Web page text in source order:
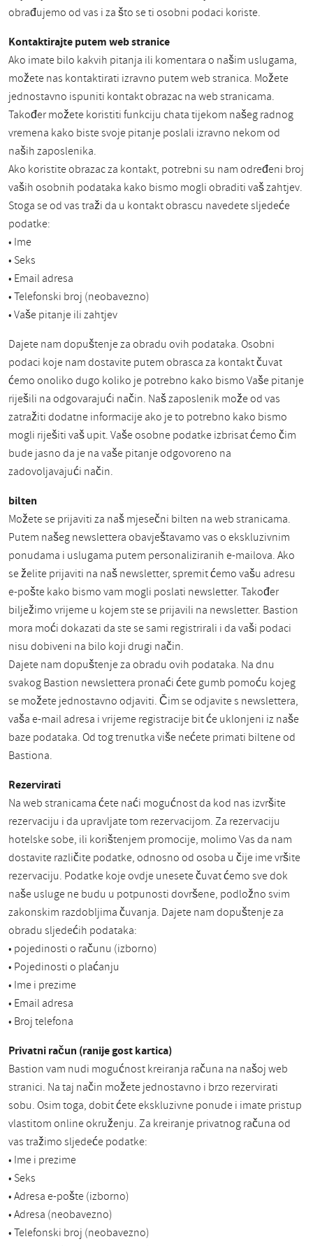
obrađujemo od vas i za što se ti osobni podaci koriste.
Kontaktirajte putem web stranice
Ako imate bilo kakvih pitanja ili komentara o našim uslugama,
možete nas kontaktirati izravno putem web stranica. Možete
jednostavno ispuniti kontakt obrazac na web stranicama.
Također možete koristiti funkciju chata tijekom našeg radnog
vremena kako biste svoje pitanje poslali izravno nekom od
naših zaposlenika.
Ako koristite obrazac za kontakt, potrebni su nam određeni broj
vaših osobnih podataka kako bismo mogli obraditi vaš zahtjev.
Stoga se od vas traži da u kontakt obrascu navedete sljedeće
podatke:
• Ime
• Seks
• Email adresa
• Telefonski broj (neobavezno)
• Vaše pitanje ili zahtjev
Dajete nam dopuštenje za obradu ovih podataka. Osobni
podaci koje nam dostavite putem obrasca za kontakt čuvat
ćemo onoliko dugo koliko je potrebno kako bismo Vaše pitanje
riješili na odgovarajući način. Naš zaposlenik može od vas
zatražiti dodatne informacije ako je to potrebno kako bismo
mogli riješiti vaš upit. Vaše osobne podatke izbrisat ćemo čim
bude jasno da je na vaše pitanje odgovoreno na
zadovoljavajući način.
bilten
Možete se prijaviti za naš mjesečni bilten na web stranicama.
Putem našeg newslettera obavještavamo vas o ekskluzivnim
ponudama i uslugama putem personaliziranih e-mailova. Ako
se želite prijaviti na naš newsletter, spremit ćemo vašu adresu
e-pošte kako bismo vam mogli poslati newsletter. Također
bilježimo vrijeme u kojem ste se prijavili na newsletter. Bastion
mora moći dokazati da ste se sami registrirali i da vaši podaci
nisu dobiveni na bilo koji drugi način.
Dajete nam dopuštenje za obradu ovih podataka. Na dnu
svakog Bastion newslettera pronaći ćete gumb pomoću kojeg
se možete jednostavno odjaviti. Čim se odjavite s newslettera,
vaša e-mail adresa i vrijeme registracije bit će uklonjeni iz naše
baze podataka. Od tog trenutka više nećete primati biltene od
Bastiona.
Rezervirati
Na web stranicama ćete naći mogućnost da kod nas izvršite
rezervaciju i da upravljate tom rezervacijom. Za rezervaciju
hotelske sobe, ili korištenjem promocije, molimo Vas da nam
dostavite različite podatke, odnosno od osoba u čije ime vršite
rezervaciju. Podatke koje ovdje unesete čuvat ćemo sve dok
naše usluge ne budu u potpunosti dovršene, podložno svim
zakonskim razdobljima čuvanja. Dajete nam dopuštenje za
obradu sljedećih podataka:
• pojedinosti o računu (izborno)
• Pojedinosti o plaćanju
• Ime i prezime
• Email adresa
• Broj telefona
Privatni račun (ranije gost kartica)
Bastion vam nudi mogućnost kreiranja računa na našoj web
stranici. Na taj način možete jednostavno i brzo rezervirati
sobu. Osim toga, dobit ćete ekskluzivne ponude i imate pristup
vlastitom online okruženju. Za kreiranje privatnog računa od
vas tražimo sljedeće podatke:
• Ime i prezime
• Seks
• Adresa e-pošte (izborno)
• Adresa (neobavezno)
• Telefonski broj (neobavezno)